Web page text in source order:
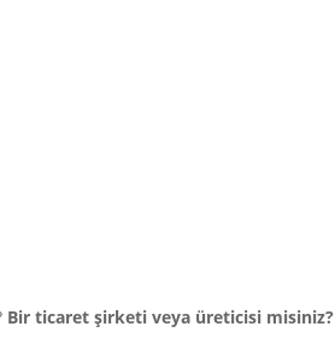
Bir ticaret şirketi veya üreticisi misiniz?